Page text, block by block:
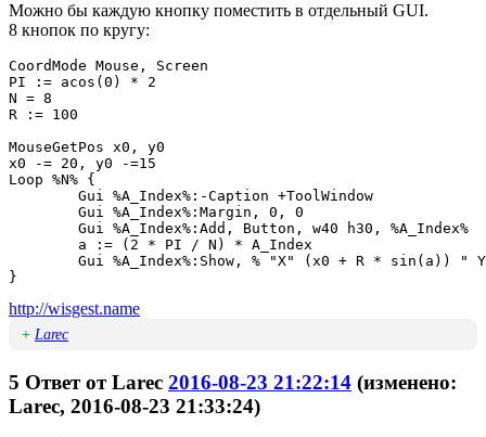
Можно бы каждую кнопку поместить в отдельный GUI.
8 кнопок по кругу:
CoordMode Mouse, Screen
PI := acos(0) * 2
N = 8
R := 100
MouseGetPos x0, y0
x0 -= 20, y0 -=15
Loop %N% {
http://wisgest.name
+ Larec
5 Ответ отLarec 2016-08-23 21:22:14 (изменено:
Larec, 2016-08-23 21:33:24)